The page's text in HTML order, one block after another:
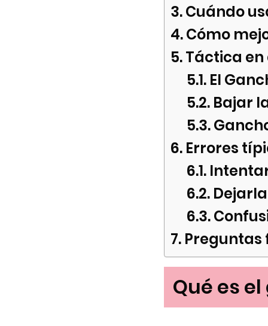
Cuándo
Cómo
Táctica
El
Bajar
Errores
Preguntas
Qué es